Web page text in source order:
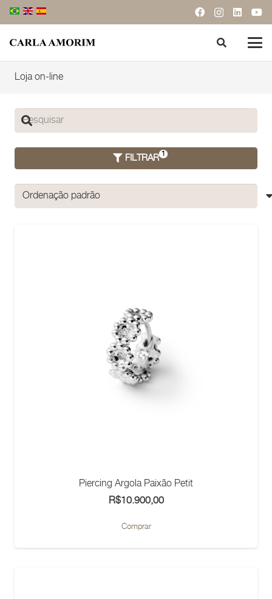
Loja on-line
FILTRAR
Piercing Argola Paixão Petit
R$10.900,00
Comprar